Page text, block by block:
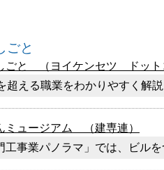
ごと
ごと （ヨイケンセツ ドット
超える職業をわかりやすく解
ミュージアム （建専連）
工事業パノラマ」では、ビル